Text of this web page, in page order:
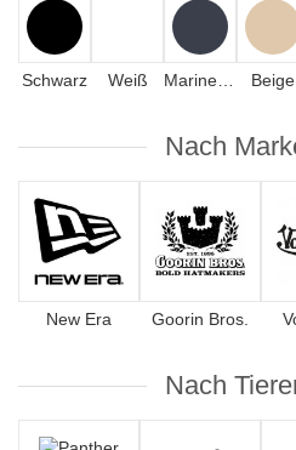
Schwarz Weiß Beige
Nach
New Era Goorin Bros.
Nach